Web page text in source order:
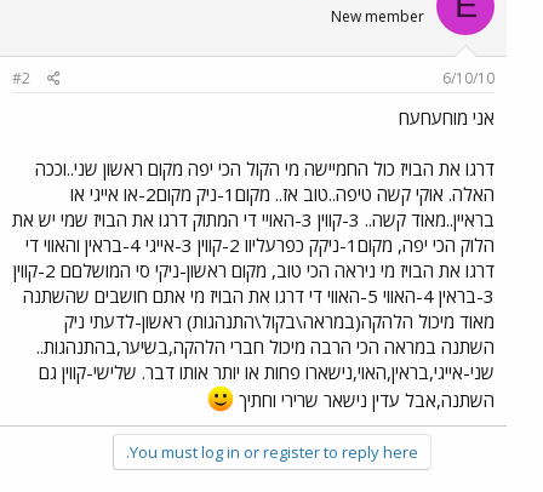
New member
6/10/10
#2
אני מוחעחעח
דרגו את הבויז כול החמיישה מי הקול הכי יפה מקום ראשון שני..וככה
האלה. אוקי קשה טיפה..טוב אז.. מקום1-ניק מקום2-או אייגי או
בראיין..מאוד קשה.. 3-קווין 3-האויי די המתוק דרגו את הבויז שמי יש את
הלוק הכי יפה, מקום1-ניקק כפרעליוו 2-קווין 3-אייגי 4-בראין והאווי די
דרגו את הבויז מי ניראה הכי טוב, מקום ראשון-ניקי סי המושלםם 2-קווין
3-בראין 4-האווי 5-האווי די דרגו את הבויז מי אתם חושבים שהשתנה
מאוד מיכול הלהקה(במראה\בקול\התנהגות) ראשון-לדעתי ניק
השתנה במראה הכי הרבה מיכול חברי הלהקה,בשיער,בהתנהגות..
שני-אייגי,בראין,האוי,נישארו פחות או יותר אותו דבר. שלישי-קווין גם
השתנה,אבל עדין נישאר שרירי וחתיך
You must log in or register to reply here.